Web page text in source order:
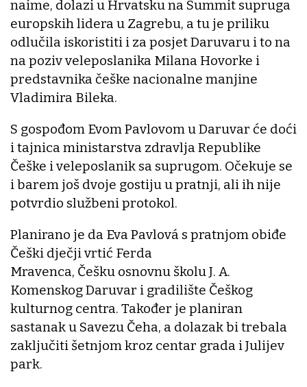
naime, dolazi u Hrvatsku na Summit supruga
europskih lidera u Zagrebu, a tu je priliku
odlučila iskoristiti i za posjet Daruvaru i to na
na poziv veleposlanika Milana Hovorke i
predstavnika češke nacionalne manjine
Vladimira Bileka.
S gospođom Evom Pavlovom u Daruvar će doći
i tajnica ministarstva zdravlja Republike
Češke i veleposlanik sa suprugom. Očekuje se
i barem još dvoje gostiju u pratnji, ali ih nije
potvrdio službeni protokol.
Planirano je da Eva Pavlová s pratnjom obiđe
Češki dječji vrtić Ferda
Mravenca, Češku osnovnu školu J. A.
Komenskog Daruvar i gradilište Češkog
kulturnog centra. Također je planiran
sastanak u Savezu Čeha, a dolazak bi trebala
zaključiti šetnjom kroz centar grada i Julijev
park.